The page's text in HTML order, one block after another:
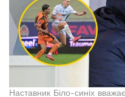
Наставник Біло-синіх